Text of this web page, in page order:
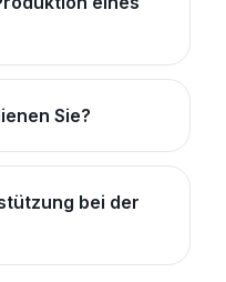
Sie?
bei der